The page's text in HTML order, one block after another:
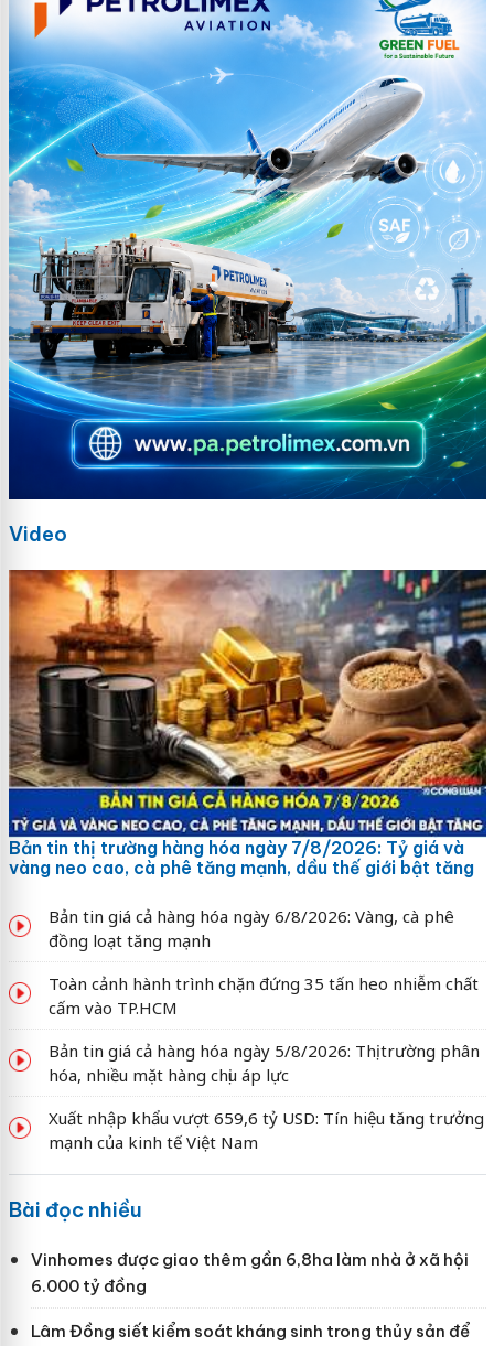
Video
Bản tin thị trường hàng hóa ngày 7/8/2026: Tỷ giá và
vàng neo cao, cà phê tăng mạnh, dầu thế giới bật tăng
Bản tin giá cả hàng hóa ngày 6/8/2026: Vàng, cà phê
đồng loạt tăng mạnh
Toàn cảnh hành trình chặn đứng 35 tấn heo nhiễm chất
cấm vào TP.HCM
Bản tin giá cả hàng hóa ngày 5/8/2026: Thị trường phân
hóa, nhiều mặt hàng chịu áp lực
Xuất nhập khẩu vượt 659,6 tỷ USD: Tín hiệu tăng trưởng
mạnh của kinh tế Việt Nam
Bài đọc nhiều
Vinhomes được giao thêm gần 6,8ha làm nhà ở xã hội
6.000 tỷ đồng
Lâm Đồng siết kiểm soát kháng sinh trong thủy sản để